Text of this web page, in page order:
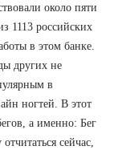
около пяти
1113 российских
в этом банке.
других не
в
ногтей. В этот
а именно: Бег
сейчас,